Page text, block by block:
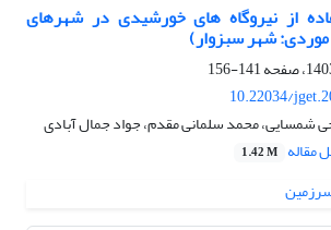
از نیروگاه های خورشیدی در شهرهای
شهر سبزوار)
141-156
10.22034/
شمسایی، محمد سلمانی مقدم، جواد جمال آبادی
مقاله 1.42 M